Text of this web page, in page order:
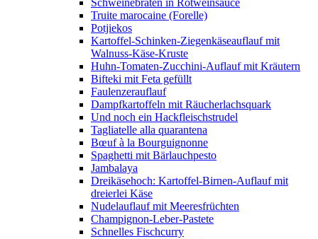
Schweinebraten in Rotweinsauce
Truite marocaine (Forelle)
Potjiekos
Kartoffel-Schinken-Ziegenkäseauflauf mit
Walnuss-Käse-Kruste
Huhn-Tomaten-Zucchini-Auflauf mit Kräutern
Bifteki mit Feta gefüllt
Faulenzerauflauf
Dampfkartoffeln mit Räucherlachsquark
Und noch ein Hackfleischstrudel
Tagliatelle alla quarantena
Bœuf à la Bourguignonne
Spaghetti mit Bärlauchpesto
Jambalaya
Dreikäsehoch: Kartoffel-Birnen-Auflauf mit
dreierlei Käse
Nudelauflauf mit Meeresfrüchten
Champignon-Leber-Pastete
Schnelles Fischcurry